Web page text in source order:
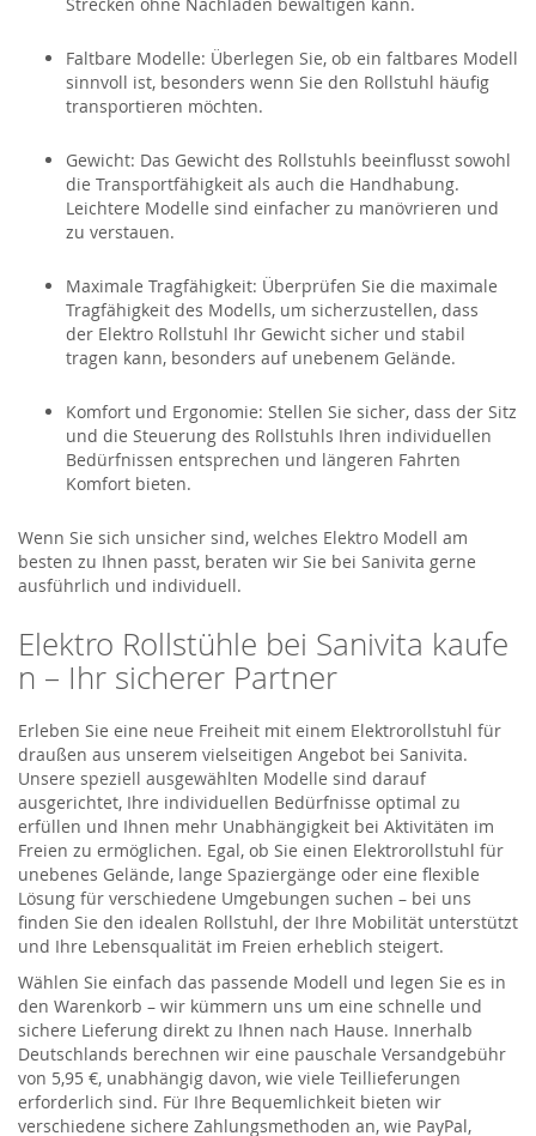
Faltbare Modelle: Überlegen Sie, ob ein faltbares Modell
sinnvoll ist, besonders wenn Sie den Rollstuhl häufig
transportieren möchten.
Gewicht: Das Gewicht des Rollstuhls beeinflusst sowohl
die Transportfähigkeit als auch die Handhabung.
Leichtere Modelle sind einfacher zu manövrieren und
zu verstauen.
Maximale Tragfähigkeit: Überprüfen Sie die maximale
Tragfähigkeit des Modells, um sicherzustellen, dass
der Elektro Rollstuhl Ihr Gewicht sicher und stabil
tragen kann, besonders auf unebenem Gelände.
Komfort und Ergonomie: Stellen Sie sicher, dass der Sitz
und die Steuerung des Rollstuhls Ihren individuellen
Bedürfnissen entsprechen und längeren Fahrten
Komfort bieten.
Wenn Sie sich unsicher sind, welches Elektro Modell am
besten zu Ihnen passt, beraten wir Sie bei Sanivita gerne
ausführlich und individuell.
Elektro Rollstühle bei Sanivita kaufe
n – Ihr sicherer Partner
Erleben Sie eine neue Freiheit mit einem Elektrorollstuhl für
draußen aus unserem vielseitigen Angebot bei Sanivita.
Unsere speziell ausgewählten Modelle sind darauf
ausgerichtet, Ihre individuellen Bedürfnisse optimal zu
erfüllen und Ihnen mehr Unabhängigkeit bei Aktivitäten im
Freien zu ermöglichen. Egal, ob Sie einen Elektrorollstuhl für
unebenes Gelände, lange Spaziergänge oder eine flexible
Lösung für verschiedene Umgebungen suchen – bei uns
finden Sie den idealen Rollstuhl, der Ihre Mobilität unterstützt
und Ihre Lebensqualität im Freien erheblich steigert.
Wählen Sie einfach das passende Modell und legen Sie es in
den Warenkorb – wir kümmern uns um eine schnelle und
sichere Lieferung direkt zu Ihnen nach Hause. Innerhalb
Deutschlands berechnen wir eine pauschale Versandgebühr
von 5,95 €, unabhängig davon, wie viele Teillieferungen
erforderlich sind. Für Ihre Bequemlichkeit bieten wir
verschiedene sichere Zahlungsmethoden an, wie PayPal,